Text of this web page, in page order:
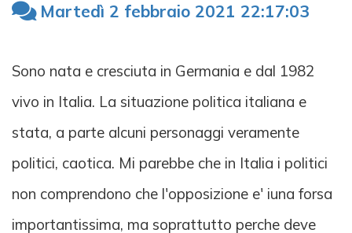
Martedì 2 febbraio 2021 22:17:03
Sono nata e cresciuta in Germania e dal 1982
vivo in Italia. La situazione politica italiana e
stata, a parte alcuni personaggi veramente
politici, caotica. Mi parebbe che in Italia i politici
non comprendono che l'opposizione e' iuna forsa
importantissima, ma soprattutto perche deve